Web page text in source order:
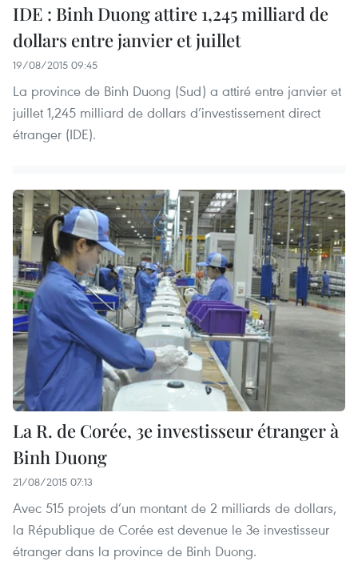
IDE : Binh Duong attire 1,245 milliard de
dollars entre janvier et juillet
19/08/2015 09:45
La province de Binh Duong (Sud) a attiré ​entre janvier et
juillet 1,245 milliard de dollars d’investissement direct
étranger (IDE).
La R. de Corée, 3e investisseur étranger à
Binh Duong
21/08/2015 07:13
Avec 515 projets d’un montant de 2 milliards de dollars,
la République de Corée est devenue le 3e investisseur
étranger dans la province de Binh Duong.